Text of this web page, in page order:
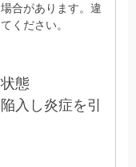
合があります。違
ください。
態
入し炎症を引